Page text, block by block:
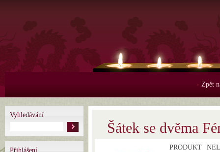
> Zpět
Vyhledávání
Přihlášení
Šátek se dvěma
PRODUKT